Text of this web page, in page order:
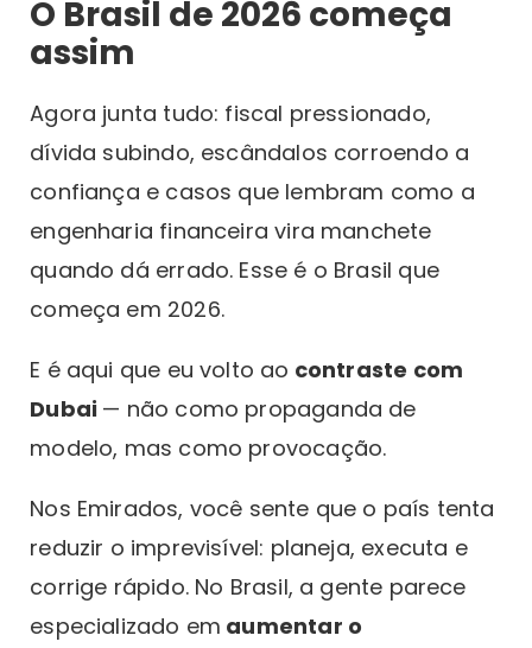
O Brasil de 2026 começa
assim
Agora junta tudo: fiscal pressionado,
dívida subindo, escândalos corroendo a
confiança e casos que lembram como a
engenharia financeira vira manchete
quando dá errado. Esse é o Brasil que
começa em 2026.
E é aqui que eu volto ao contraste com
Dubai — não como propaganda de
modelo, mas como provocação.
Nos Emirados, você sente que o país tenta
reduzir o imprevisível: planeja, executa e
corrige rápido. No Brasil, a gente parece
especializado em aumentar o